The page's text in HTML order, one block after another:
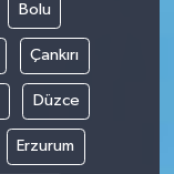
Bolu
Çankırı
Düzce
Erzurum